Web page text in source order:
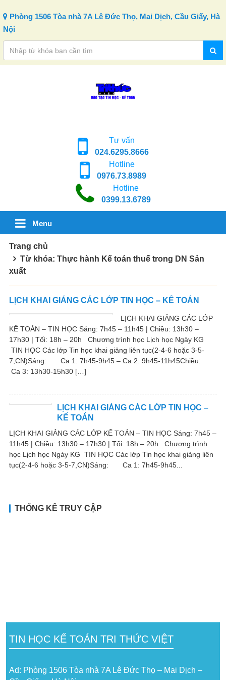
Phòng 1506 Tòa nhà 7A Lê Đức Thọ, Mai Dịch, Cầu Giấy, Hà
Nội
Tư vấn
024.6295.8666
Hotline
0976.73.8989
Hotline
0399.13.6789
Menu
Trang chủ
Từ khóa: Thực hành Kế toán thuế trong DN Sản
xuất
LỊCH KHAI GIẢNG CÁC LỚP TIN HỌC – KẾ TOÁN
LỊCH KHAI GIẢNG CÁC LỚP
KẾ TOÁN – TIN HỌC Sáng: 7h45 – 11h45 | Chiều: 13h30 –
17h30 | Tối: 18h – 20h Chương trình học Lịch học Ngày KG
TIN HỌC Các lớp Tin học khai giảng liên tục(2-4-6 hoặc 3-5-
7,CN)Sáng: Ca 1: 7h45-9h45 – Ca 2: 9h45-11h45Chiều:
Ca 3: 13h30-15h30 […]
LỊCH KHAI GIẢNG CÁC LỚP TIN HỌC –
KẾ TOÁN
LỊCH KHAI GIẢNG CÁC LỚP KẾ TOÁN – TIN HỌC Sáng: 7h45 –
11h45 | Chiều: 13h30 – 17h30 | Tối: 18h – 20h Chương trình
học Lịch học Ngày KG TIN HỌC Các lớp Tin học khai giảng liên
tục(2-4-6 hoặc 3-5-7,CN)Sáng: Ca 1: 7h45-9h45...
THỐNG KÊ TRUY CẬP
TIN HỌC KẾ TOÁN TRI THỨC VIỆT
Ad: Phòng 1506 Tòa nhà 7A Lê Đức Thọ – Mai Dịch –